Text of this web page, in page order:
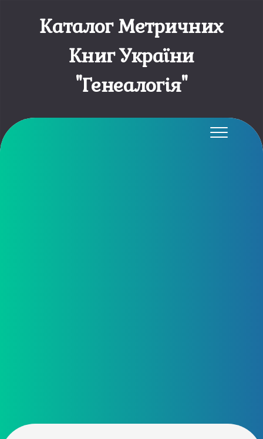
Каталог Метричних
Книг України
"Генеалогія"